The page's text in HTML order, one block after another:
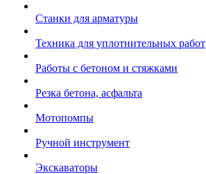
Станки для арматуры
Техника для уплотнительных работ
Работы с бетоном и стяжками
Резка бетона, асфальта
Мотопомпы
Ручной инструмент
Экскаваторы